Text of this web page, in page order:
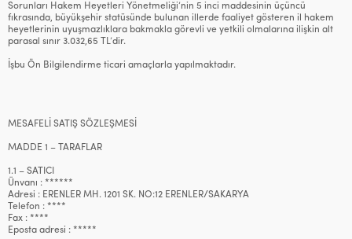
Sorunları Hakem Heyetleri Yönetmeliği’nin 5 inci maddesinin üçüncü
fıkrasında, büyükşehir statüsünde bulunan illerde faaliyet gösteren il hakem
heyetlerinin uyuşmazlıklara bakmakla görevli ve yetkili olmalarına ilişkin alt
parasal sınır 3.032,65 TL’dir.
İşbu Ön Bilgilendirme ticari amaçlarla yapılmaktadır.
MESAFELİ SATIŞ SÖZLEŞMESİ
MADDE 1 – TARAFLAR
1.1 – SATICI
Ünvanı : ******
Adresi : ERENLER MH. 1201 SK. NO:12 ERENLER/SAKARYA
Telefon : ****
Fax : ****
Eposta adresi : *****